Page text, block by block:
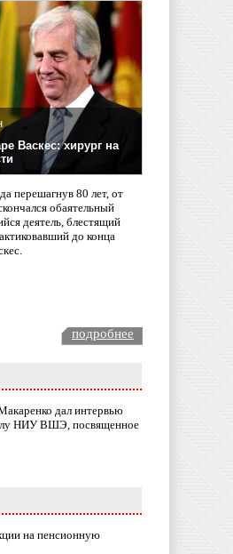
Васкес: хирург на
перешагнув 80 лет, от
обаятельный
деятель, блестящий
до конца
подробнее
дал интервью
НИУ ВШЭ, посвященное
на пенсионную